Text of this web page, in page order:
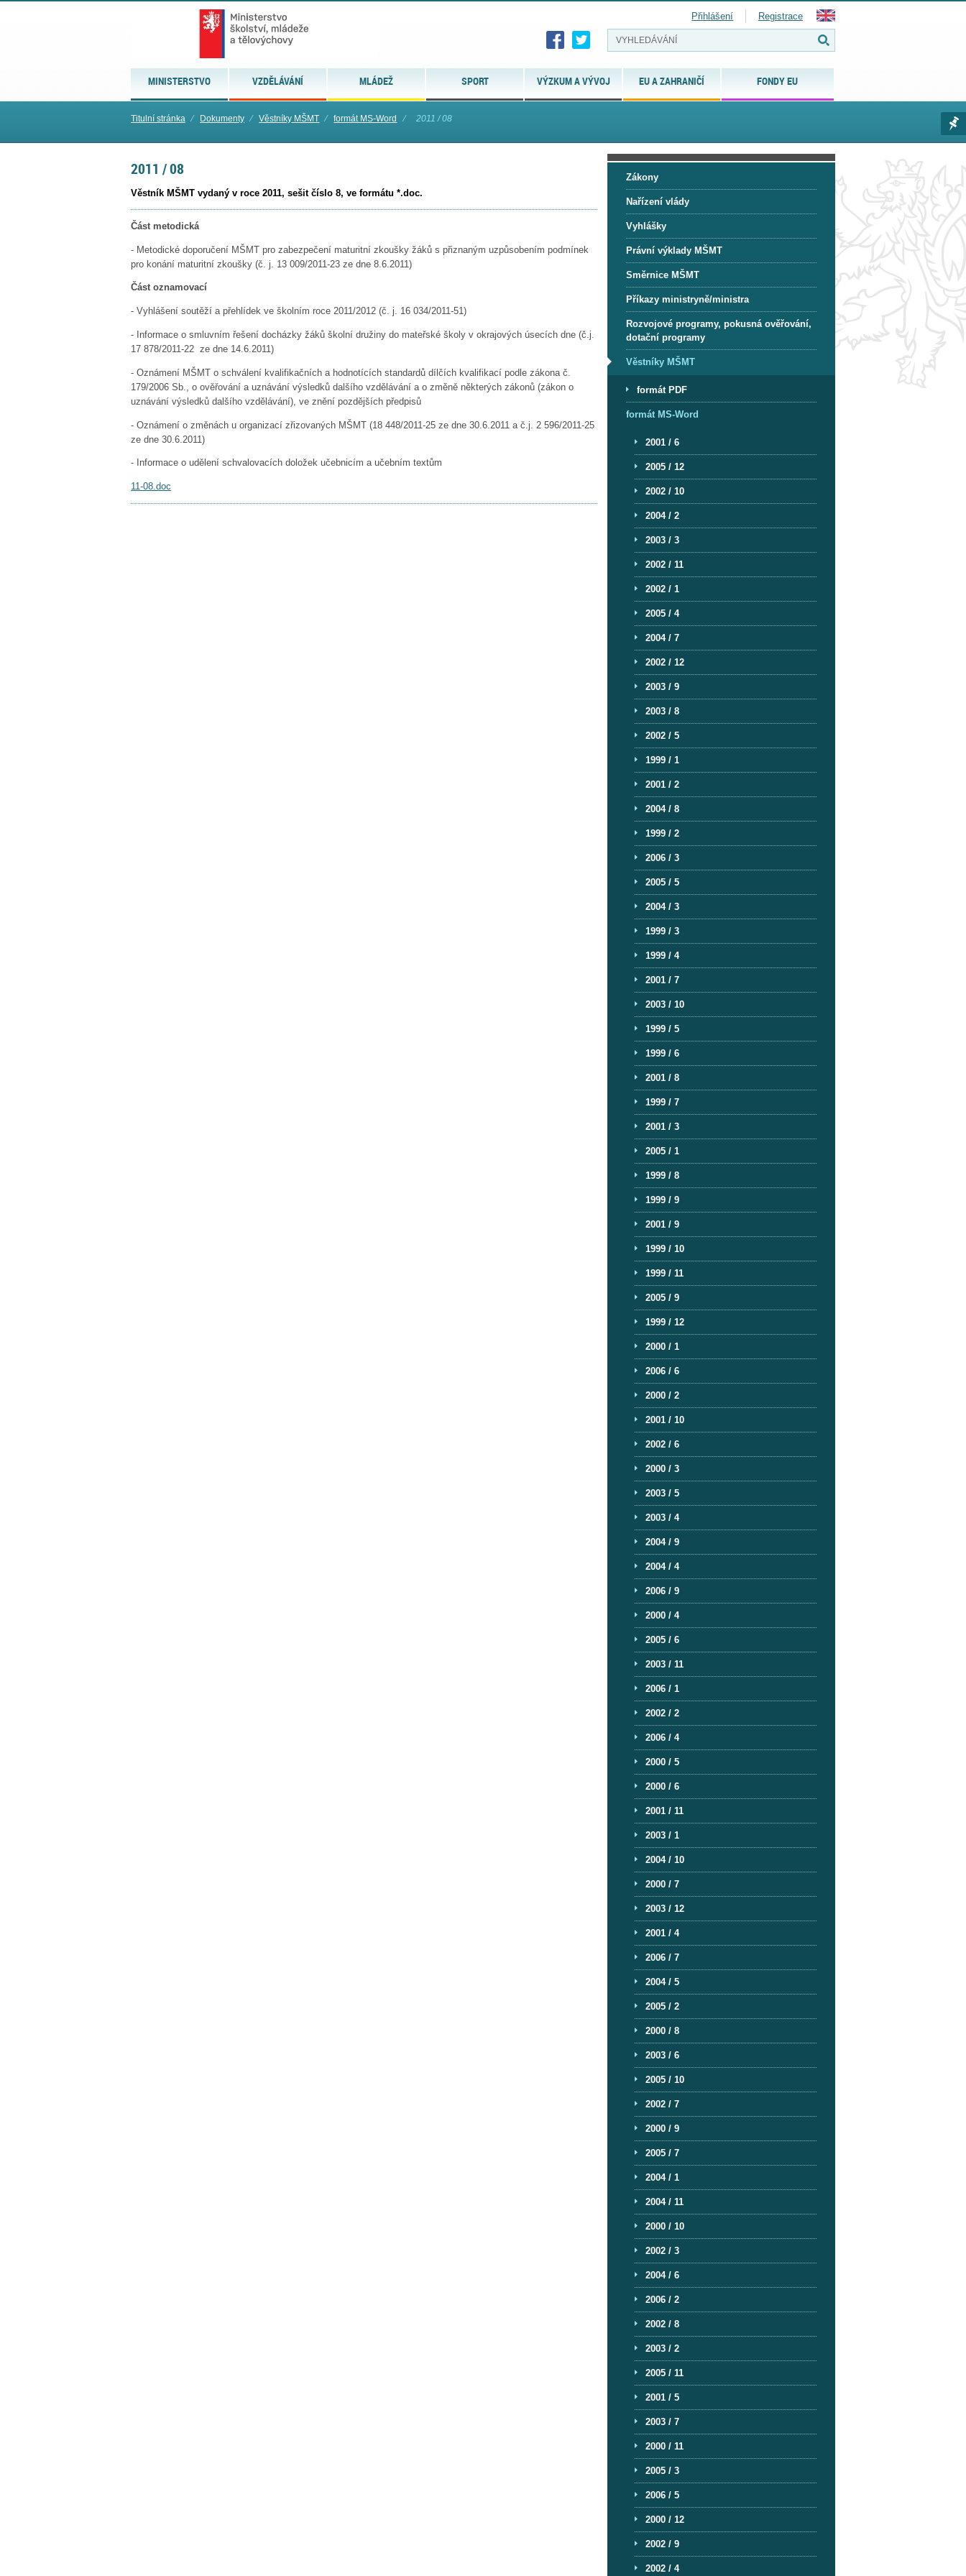
MINISTERSTVO VZDĚLÁVÁNÍ MLÁDEŽ SPORT VÝZKUM A VÝVOJ EU A ZAHRANIČÍ FONDY EU
Přihlášení Registrace
Titulní stránka ⁄ Dokumenty ⁄ Věstníky MŠMT ⁄ formát MS-Word ⁄ 2011 / 08
2011 / 08
Věstník MŠMT vydaný v roce 2011, sešit číslo 8, ve formátu *.doc.
Část metodická
- Metodické doporučení MŠMT pro zabezpečení maturitní zkoušky žáků s přiznaným uzpůsobením podmínek
pro konání maturitní zkoušky (č. j. 13 009/2011-23 ze dne 8.6.2011)
Část oznamovací
- Vyhlášení soutěží a přehlídek ve školním roce 2011/2012 (č. j. 16 034/2011-51)
- Informace o smluvním řešení docházky žáků školní družiny do mateřské školy v okrajových úsecích dne (č.j.
17 878/2011-22 ze dne 14.6.2011)
- Oznámení MŠMT o schválení kvalifikačních a hodnotících standardů dílčích kvalifikací podle zákona č.
179/2006 Sb., o ověřování a uznávání výsledků dalšího vzdělávání a o změně některých zákonů (zákon o
uznávání výsledků dalšího vzdělávání), ve znění pozdějších předpisů
- Oznámení o změnách u organizací zřizovaných MŠMT (18 448/2011-25 ze dne 30.6.2011 a č.j. 2 596/2011-25
ze dne 30.6.2011)
- Informace o udělení schvalovacích doložek učebnicím a učebním textům
11-08.doc
Zákony
Nařízení vlády
Vyhlášky
Právní výklady MŠMT
Směrnice MŠMT
Příkazy ministryně/ministra
Rozvojové programy, pokusná ověřování,
dotační programy
Věstníky MŠMT
formát PDF
formát MS-Word
2001 / 6
2005 / 12
2002 / 10
2004 / 2
2003 / 3
2002 / 11
2002 / 1
2005 / 4
2004 / 7
2002 / 12
2003 / 9
2003 / 8
2002 / 5
1999 / 1
2001 / 2
2004 / 8
1999 / 2
2006 / 3
2005 / 5
2004 / 3
1999 / 3
1999 / 4
2001 / 7
2003 / 10
1999 / 5
1999 / 6
2001 / 8
1999 / 7
2001 / 3
2005 / 1
1999 / 8
1999 / 9
2001 / 9
1999 / 10
1999 / 11
2005 / 9
1999 / 12
2000 / 1
2006 / 6
2000 / 2
2001 / 10
2002 / 6
2000 / 3
2003 / 5
2003 / 4
2004 / 9
2004 / 4
2006 / 9
2000 / 4
2005 / 6
2003 / 11
2006 / 1
2002 / 2
2006 / 4
2000 / 5
2000 / 6
2001 / 11
2003 / 1
2004 / 10
2000 / 7
2003 / 12
2001 / 4
2006 / 7
2004 / 5
2005 / 2
2000 / 8
2003 / 6
2005 / 10
2002 / 7
2000 / 9
2005 / 7
2004 / 1
2004 / 11
2000 / 10
2002 / 3
2004 / 6
2006 / 2
2002 / 8
2003 / 2
2005 / 11
2001 / 5
2003 / 7
2000 / 11
2005 / 3
2006 / 5
2000 / 12
2002 / 9
2002 / 4